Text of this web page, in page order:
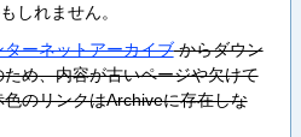
しれません。
ターネットアーカイブからダウン
め、内容が古いページや欠けて
のリンクはArchiveに存在しな